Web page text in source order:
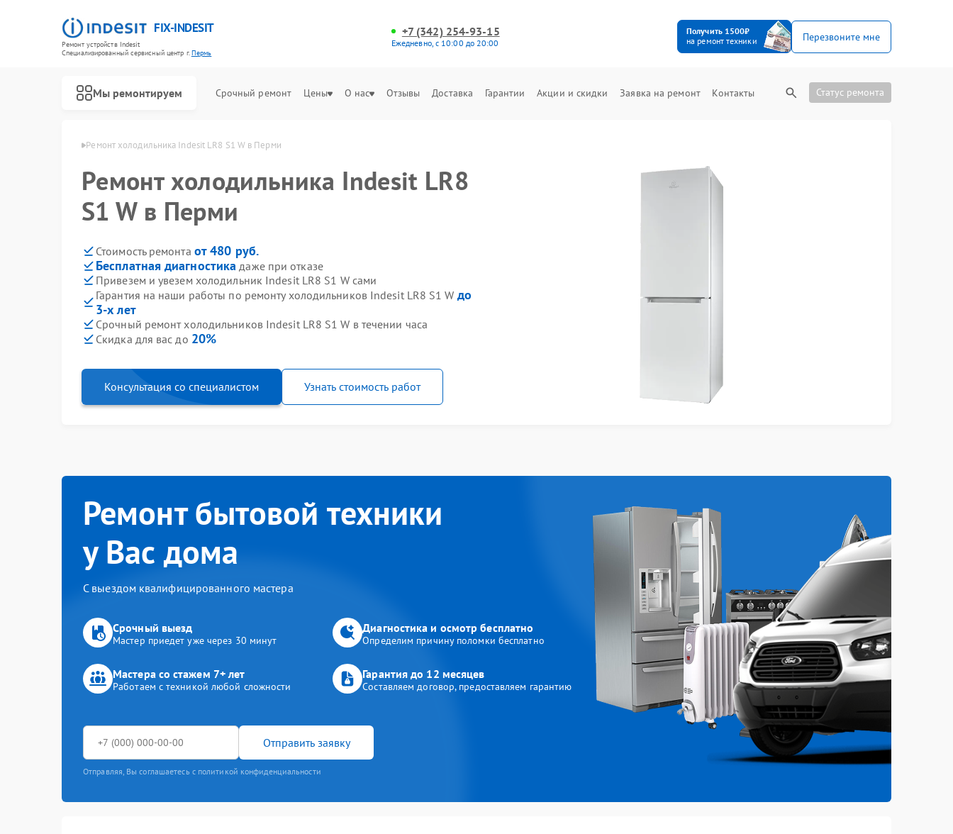
FIX-INDESIT
Ремонт устройств Indesit
Специализированный cервисный центр г.Пермь
+7 (342) 254-93-15
Ежедневно, с 10:00 до 20:00
Получить 1500₽
на ремонт техники
Перезвоните мне
Мы ремонтируем Срочный ремонт Цены О нас Отзывы Доставка Гарантии Акции и скидки Заявка на ремонт Контакты Статус ремонта
Indesit в Перми Ремонт холодильника Indesit LR8 S1 W в Перми
Ремонт холодильника Indesit LR8
S1 W в Перми
Стоимость ремонта от 480 руб.
Бесплатная диагностика даже при отказе
Привезем и увезем холодильник Indesit LR8 S1 W сами
Гарантия на наши работы по ремонту холодильников Indesit LR8 S1 W до
3-х лет
Срочный ремонт холодильников Indesit LR8 S1 W в течении часа
Скидка для вас до 20%
Консультация со специалистом Узнать стоимость работ
Ремонт бытовой техники
у Вас дома
С выездом квалифицированного мастера
Срочный выезд
Мастер приедет уже через 30 минут
Диагностика и осмотр бесплатно
Определим причину поломки бесплатно
Мастера со стажем 7+ лет
Работаем с техникой любой сложности
Гарантия до 12 месяцев
Составляем договор, предоставляем гарантию
Отправить заявку
Отправляя, Вы соглашаетесь с политикой конфиденциальности